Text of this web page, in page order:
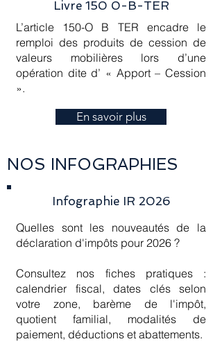
Livre 150 0-B-TER
L’article 150-O B TER encadre le
remploi des produits de cession de
valeurs mobilières lors d’une
opération dite d’ « Apport – Cession
».
En savoir plus
NOS INFOGRAPHIES
Infographie IR 2026
Quelles sont les nouveautés de la
déclaration d'impôts pour 2026 ?
Consultez nos fiches pratiques :
calendrier fiscal, dates clés selon
votre zone, barème de l'impôt,
quotient familial, modalités de
paiement, déductions et abattements.